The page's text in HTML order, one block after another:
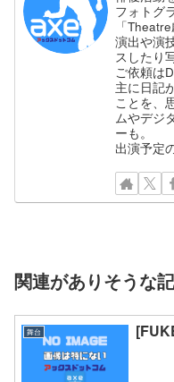
フォトグ
「
演出や演
スしたり
ご依頼は
主に日記
ことを、
ムやデジ
ーも。
出演予定
関連がありそうな
舞台